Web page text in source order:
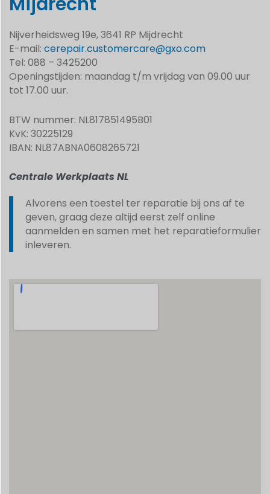
Nijverheidsweg 19e, 3641 RP Mijdrecht
E-mail: cerepair.customercare@gxo.com
Tel: 088 – 3425200
Openingstijden: maandag t/m vrijdag van 09.00 uur
tot 17.00 uur.
BTW nummer: NL817851495B01
KvK: 30225129
IBAN: NL87ABNA0608265721
Centrale Werkplaats NL
Alvorens een toestel ter reparatie bij ons af te
geven, graag deze altijd eerst zelf online
aanmelden en samen met het reparatieformulier
inleveren.